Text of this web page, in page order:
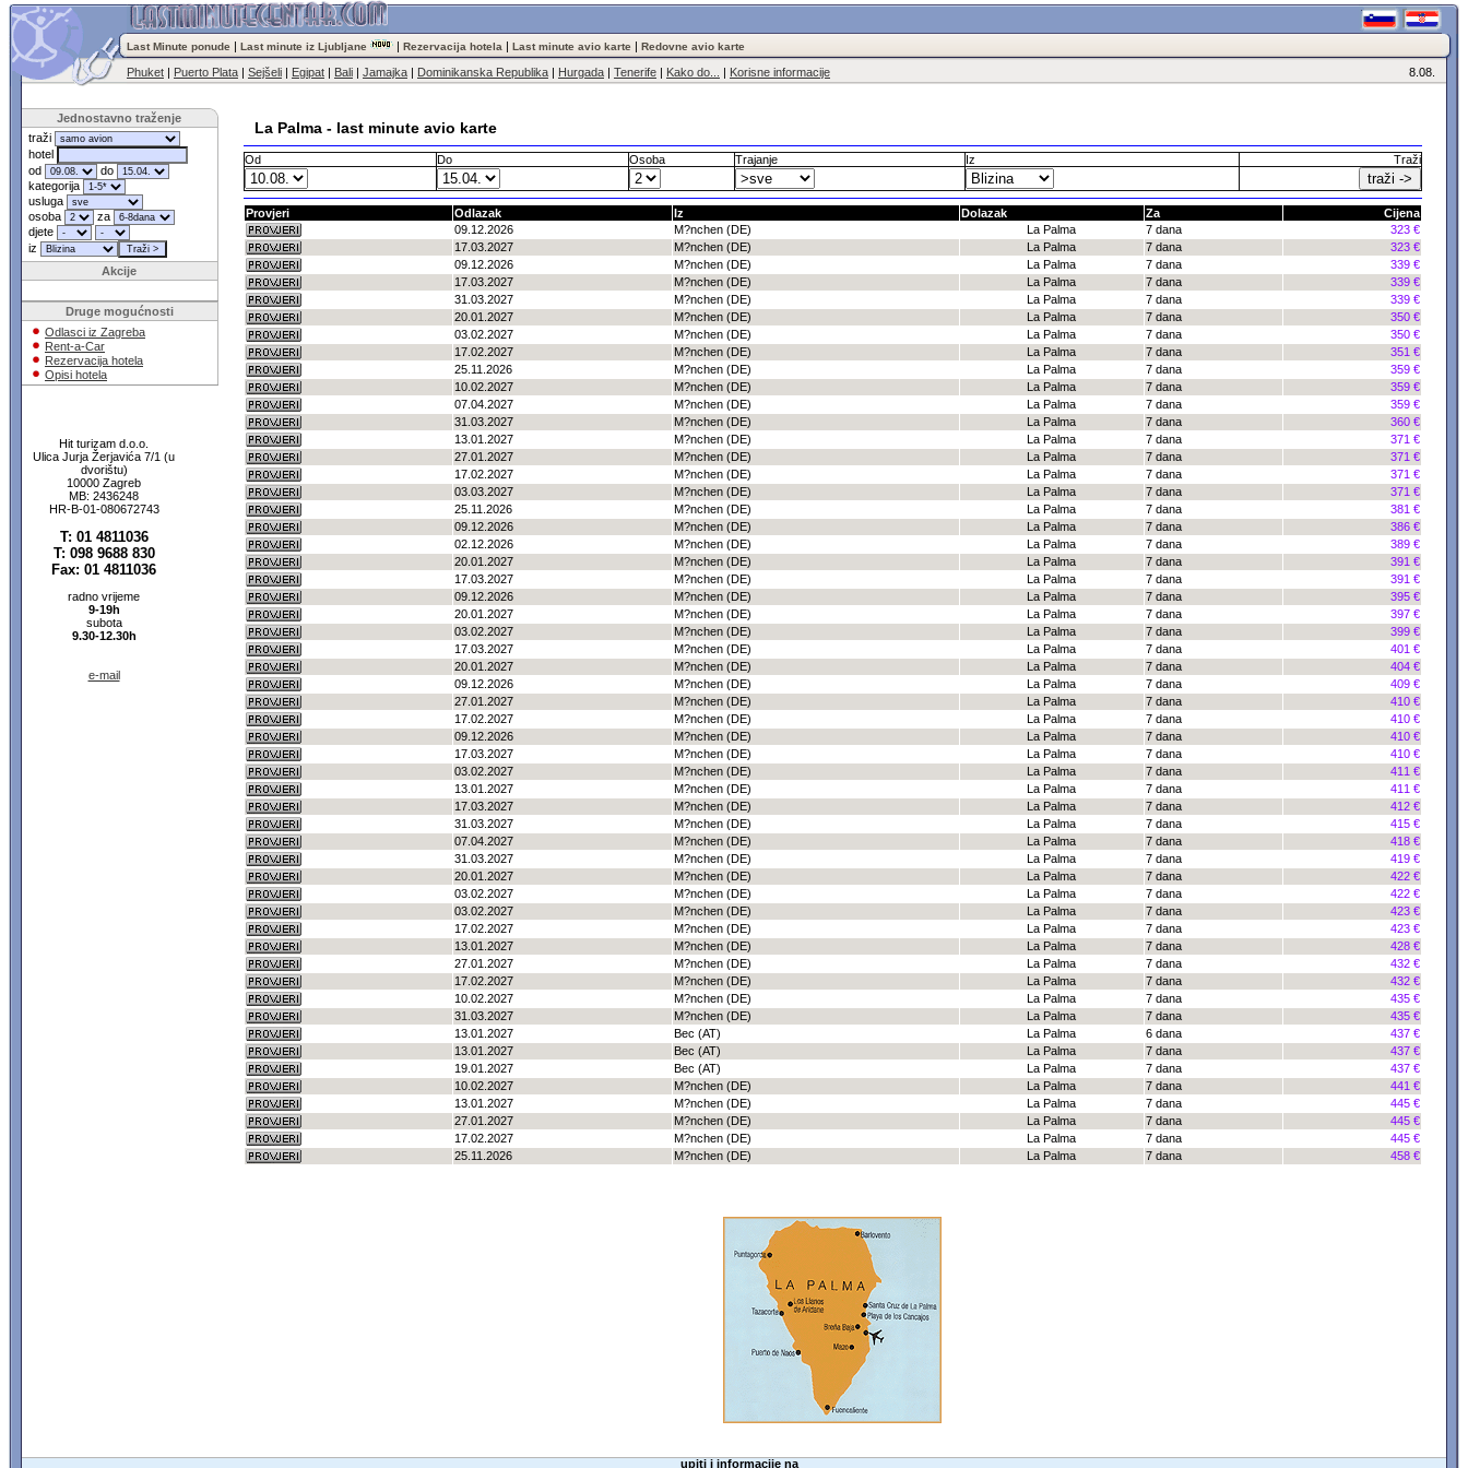
La Palma - last minute avio karte
Last Minute ponude | Last minute iz Ljubljane | Rezervacija hotela | Last minute avio karte | Redovne avio karte
Phuket | Puerto Plata | Sejšeli | Egipat | Bali | Jamajka | Dominikanska Republika | Hurgada | Tenerife | Kako do... | Korisne informacije 8.08.
Jednostavno traženje
traži
hotel
od
do
kategorija
usluga
osoba
za
djete
iz
Akcije
Druge mogućnosti
Odlasci iz Zagreba
Rent-a-Car
Rezervacija hotela
Opisi hotela
Hit turizam d.o.o.
Ulica Jurja Žerjavića 7/1 (u
dvorištu)
10000 Zagreb
MB: 2436248
HR-B-01-080672743
T: 01 4811036
T: 098 9688 830
Fax: 01 4811036
radno vrijeme
9-19h
subota
9.30-12.30h
e-mail
Od Do Osoba Trajanje Iz Traži
Provjeri Odlazak Iz Dolazak Za
Cijena
09.12.2026
M?nchen (DE) La Palma 7 dana
323 €
17.03.2027
M?nchen (DE) La Palma 7 dana
323 €
09.12.2026
M?nchen (DE) La Palma 7 dana
339 €
17.03.2027
M?nchen (DE) La Palma 7 dana
339 €
31.03.2027
M?nchen (DE) La Palma 7 dana
339 €
20.01.2027
M?nchen (DE) La Palma 7 dana
350 €
03.02.2027
M?nchen (DE) La Palma 7 dana
350 €
17.02.2027
M?nchen (DE) La Palma 7 dana
351 €
25.11.2026
M?nchen (DE) La Palma 7 dana
359 €
10.02.2027
M?nchen (DE) La Palma 7 dana
359 €
07.04.2027
M?nchen (DE) La Palma 7 dana
359 €
31.03.2027
M?nchen (DE) La Palma 7 dana
360 €
13.01.2027
M?nchen (DE) La Palma 7 dana
371 €
27.01.2027
M?nchen (DE) La Palma 7 dana
371 €
17.02.2027
M?nchen (DE) La Palma 7 dana
371 €
03.03.2027
M?nchen (DE) La Palma 7 dana
371 €
25.11.2026
M?nchen (DE) La Palma 7 dana
381 €
09.12.2026
M?nchen (DE) La Palma 7 dana
386 €
02.12.2026
M?nchen (DE) La Palma 7 dana
389 €
20.01.2027
M?nchen (DE) La Palma 7 dana
391 €
17.03.2027
M?nchen (DE) La Palma 7 dana
391 €
09.12.2026
M?nchen (DE) La Palma 7 dana
395 €
20.01.2027
M?nchen (DE) La Palma 7 dana
397 €
03.02.2027
M?nchen (DE) La Palma 7 dana
399 €
17.03.2027
M?nchen (DE) La Palma 7 dana
401 €
20.01.2027
M?nchen (DE) La Palma 7 dana
404 €
09.12.2026
M?nchen (DE) La Palma 7 dana
409 €
27.01.2027
M?nchen (DE) La Palma 7 dana
410 €
17.02.2027
M?nchen (DE) La Palma 7 dana
410 €
09.12.2026
M?nchen (DE) La Palma 7 dana
410 €
17.03.2027
M?nchen (DE) La Palma 7 dana
410 €
03.02.2027
M?nchen (DE) La Palma 7 dana
411 €
13.01.2027
M?nchen (DE) La Palma 7 dana
411 €
17.03.2027
M?nchen (DE) La Palma 7 dana
412 €
31.03.2027
M?nchen (DE) La Palma 7 dana
415 €
07.04.2027
M?nchen (DE) La Palma 7 dana
418 €
31.03.2027
M?nchen (DE) La Palma 7 dana
419 €
20.01.2027
M?nchen (DE) La Palma 7 dana
422 €
03.02.2027
M?nchen (DE) La Palma 7 dana
422 €
03.02.2027
M?nchen (DE) La Palma 7 dana
423 €
17.02.2027
M?nchen (DE) La Palma 7 dana
423 €
13.01.2027
M?nchen (DE) La Palma 7 dana
428 €
27.01.2027
M?nchen (DE) La Palma 7 dana
432 €
17.02.2027
M?nchen (DE) La Palma 7 dana
432 €
10.02.2027
M?nchen (DE) La Palma 7 dana
435 €
31.03.2027
M?nchen (DE) La Palma 7 dana
435 €
13.01.2027
Bec (AT) La Palma 6 dana
437 €
13.01.2027
Bec (AT) La Palma 7 dana
437 €
19.01.2027
Bec (AT) La Palma 7 dana
437 €
10.02.2027
M?nchen (DE) La Palma 7 dana
441 €
13.01.2027
M?nchen (DE) La Palma 7 dana
445 €
27.01.2027
M?nchen (DE) La Palma 7 dana
445 €
17.02.2027
M?nchen (DE) La Palma 7 dana
445 €
25.11.2026
M?nchen (DE) La Palma 7 dana 458 €
upiti i informacije na